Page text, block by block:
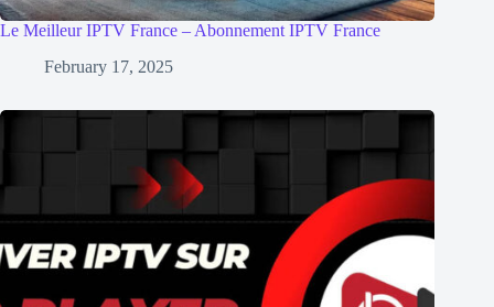
Le Meilleur IPTV France – Abonnement IPTV France
February 17, 2025